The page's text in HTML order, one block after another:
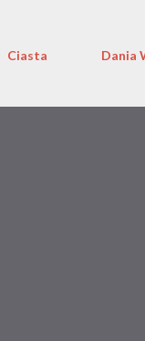
Ciasta Dania